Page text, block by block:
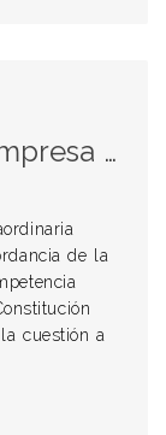
y resultar necesario el análisis previo del actuar de la Administración.
de la
cuestión a